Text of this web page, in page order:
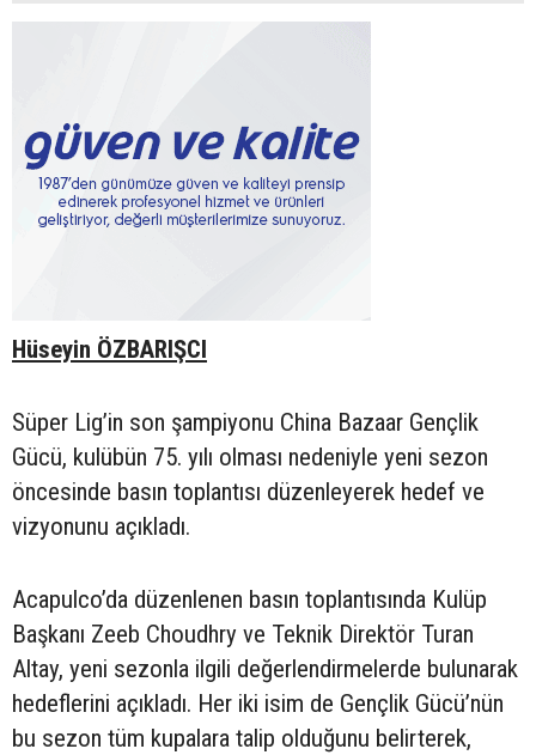
Hüseyin ÖZBARIŞCI
Süper Lig’in son şampiyonu China Bazaar Gençlik
Gücü, kulübün 75. yılı olması nedeniyle yeni sezon
öncesinde basın toplantısı düzenleyerek hedef ve
vizyonunu açıkladı.
Acapulco’da düzenlenen basın toplantısında Kulüp
Başkanı Zeeb Choudhry ve Teknik Direktör Turan
Altay, yeni sezonla ilgili değerlendirmelerde bulunarak
hedeflerini açıkladı. Her iki isim de Gençlik Gücü’nün
bu sezon tüm kupalara talip olduğunu belirterek,